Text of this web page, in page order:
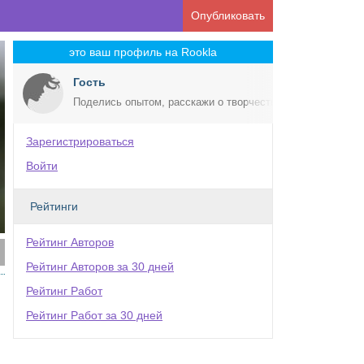
Опубликовать
это ваш профиль на Rookla
Гость
Поделись опытом, расскажи о творчестве!
Зарегистрироваться
Войти
Рейтинги
Рейтинг Авторов
Рейтинг Авторов за 30 дней
Рейтинг Работ
Рейтинг Работ за 30 дней